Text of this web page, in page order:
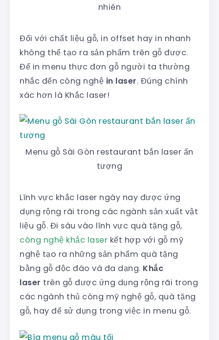
nhiên
Đối với chất liệu gỗ, in offset hay in nhanh
không thể tạo ra sản phẩm trên gỗ được.
Để in menu thực đơn gỗ người ta thường
nhắc đến công nghệ in laser. Đúng chính
xác hơn là Khắc laser!
Menu gỗ Sài Gòn restaurant bắn laser ấn
tượng
Lĩnh vực khắc laser ngày nay được ứng
dụng rộng rãi trong các ngành sản xuất vật
liệu gỗ. Đi sâu vào lĩnh vực quà tặng gỗ,
công nghệ khắc laser kết hợp với gỗ mỹ
nghệ tạo ra những sản phẩm quà tặng
bằng gỗ độc đáo và đa dạng. Khắc
laser trên gỗ được ứng dụng rộng rãi trong
các ngành thủ công mỹ nghệ gỗ, quà tặng
gỗ, hay để sử dụng trong việc in menu gỗ.